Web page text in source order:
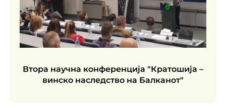
Втора научна конференција "Кратошија –
винско наследство на Балканот"